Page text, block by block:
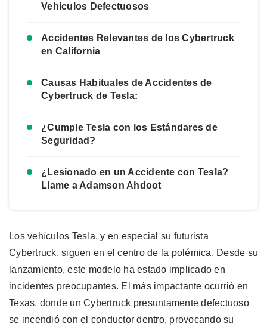
Vehículos Defectuosos
Accidentes Relevantes de los Cybertruck
en California
Causas Habituales de Accidentes de
Cybertruck de Tesla:
¿Cumple Tesla con los Estándares de
Seguridad?
¿Lesionado en un Accidente con Tesla?
Llame a Adamson Ahdoot
Los vehículos Tesla, y en especial su futurista
Cybertruck, siguen en el centro de la polémica. Desde su
lanzamiento, este modelo ha estado implicado en
incidentes preocupantes. El más impactante ocurrió en
Texas, donde un Cybertruck presuntamente defectuoso
se incendió con el conductor dentro, provocando su